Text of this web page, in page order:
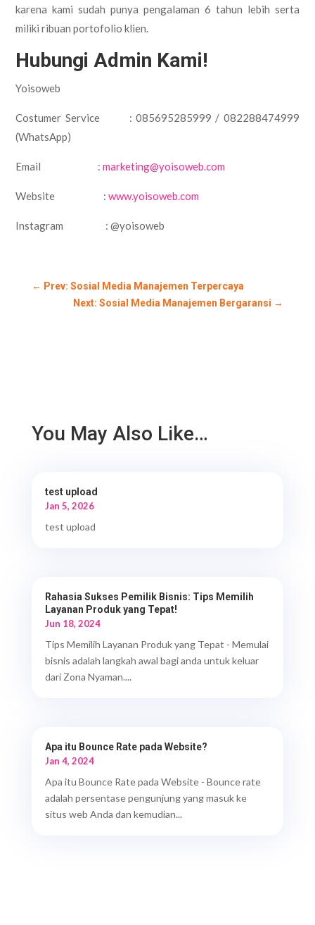
karena kami sudah punya pengalaman 6 tahun lebih serta
miliki ribuan portofolio klien.
Hubungi Admin Kami!
Yoisoweb
Costumer Service : 085695285999 / 082288474999
(WhatsApp)
Email :marketing@yoisoweb.com
Website :www.yoisoweb.com
Instagram : @yoisoweb
← Prev: Sosial Media Manajemen Terpercaya
Next: Sosial Media Manajemen Bergaransi →
You May Also Like…
test upload
Jan 5, 2026
test upload
Rahasia Sukses Pemilik Bisnis: Tips Memilih
Layanan Produk yang Tepat!
Jun 18, 2024
Tips Memilih Layanan Produk yang Tepat - Memulai
bisnis adalah langkah awal bagi anda untuk keluar
dari Zona Nyaman....
Apa itu Bounce Rate pada Website?
Jan 4, 2024
Apa itu Bounce Rate pada Website - Bounce rate
adalah persentase pengunjung yang masuk ke
situs web Anda dan kemudian...